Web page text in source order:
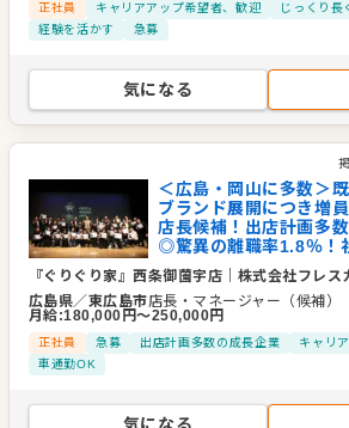
正社員 キャリアアップ希望者、歓迎
じっくり長
経験を活かす
急募
気になる
＜広島・岡山に多数＞
ブランド展開につき増
店長候補！出店計画多
◎驚異の離職率1.8％！
『ぐりぐり家』西条御薗宇店
株式会社フレス
広島県／東広島市店長・マネージャー（候補）
月給:180,000 円〜250,000円
正社員 急募 出店計画多数の成長企業
キャリ
車通勤OK